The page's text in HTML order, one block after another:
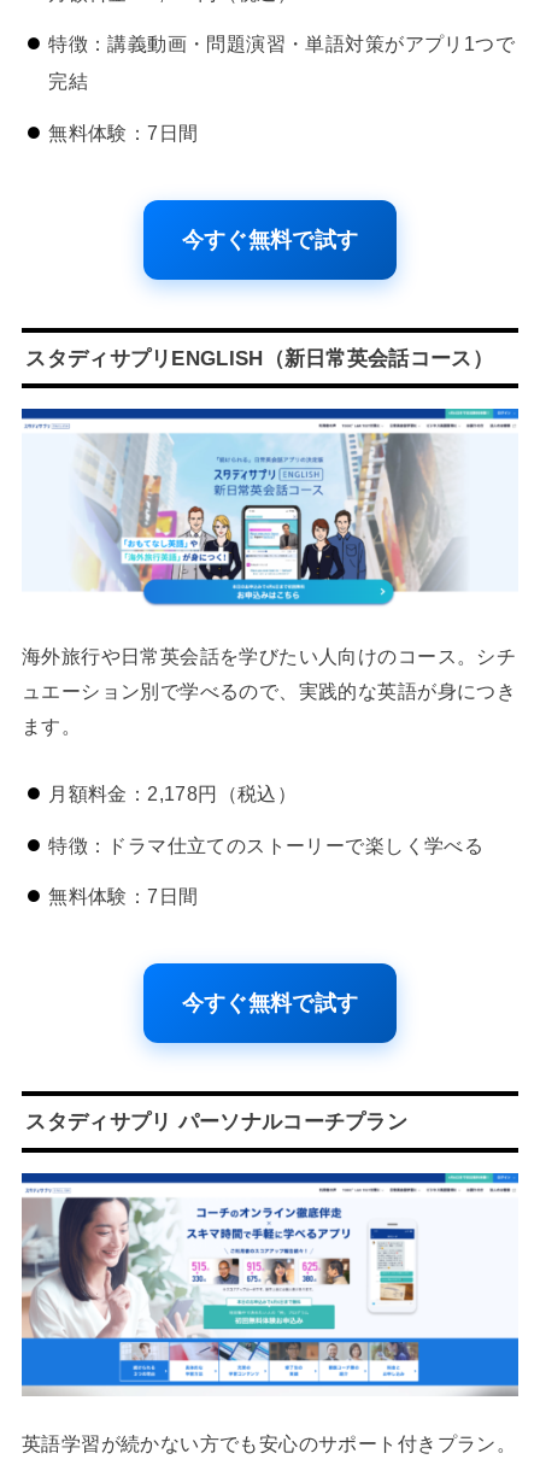
特徴：講義動画・問題演習・単語対策がアプリ1つで
完結
無料体験：7日間
今すぐ無料で試す
スタディサプリENGLISH（新日常英会話コース）
海外旅行や日常英会話を学びたい人向けのコース。シチ
ュエーション別で学べるので、実践的な英語が身につき
ます。
月額料金：2,178円（税込）
特徴：ドラマ仕立てのストーリーで楽しく学べる
無料体験：7日間
今すぐ無料で試す
スタディサプリ パーソナルコーチプラン
英語学習が続かない方でも安心のサポート付きプラン。